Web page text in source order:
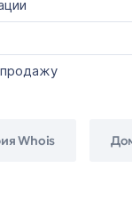
Whois